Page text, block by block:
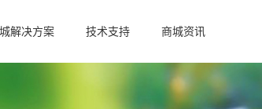
解决方案 技术支持 商城资讯